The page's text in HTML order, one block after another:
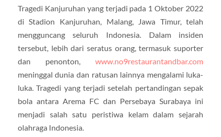
Tragedi Kanjuruhan yang terjadi pada 1 Oktober 2022
di Stadion Kanjuruhan, Malang, Jawa Timur, telah
mengguncang seluruh Indonesia. Dalam insiden
tersebut, lebih dari seratus orang, termasuk suporter
dan penonton,www.no9restaurantandbar.com
meninggal dunia dan ratusan lainnya mengalami luka-
luka. Tragedi yang terjadi setelah pertandingan sepak
bola antara Arema FC dan Persebaya Surabaya ini
menjadi salah satu peristiwa kelam dalam sejarah
olahraga Indonesia.